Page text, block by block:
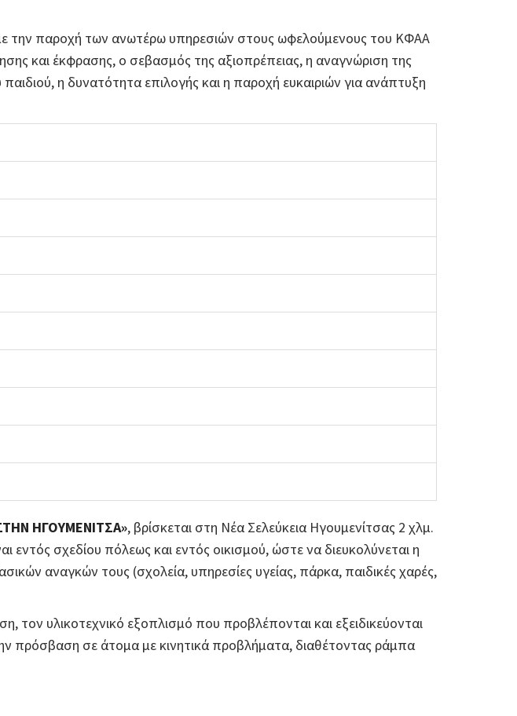
την παροχή των ανωτέρω υπηρεσιών στους ωφελούμενους του ΚΦΑΑ
και έκφρασης, ο σεβασμός της αξιοπρέπειας, η αναγνώριση της
η δυνατότητα επιλογής και η παροχή ευκαιριών για ανάπτυξη
ΗΓΟΥΜΕΝΙΤΣΑ», βρίσκεται στη Νέα Σελεύκεια Ηγουμενίτσας 2 χλμ.
εντός σχεδίου πόλεως και εντός οικισμού, ώστε να διευκολύνεται η
αναγκών τους (σχολεία, υπηρεσίες υγείας, πάρκα, παιδικές χαρές,
τον υλικοτεχνικό εξοπλισμό που προβλέπονται και εξειδικεύονται
πρόσβαση σε άτομα με κινητικά προβλήματα, διαθέτοντας ράμπα